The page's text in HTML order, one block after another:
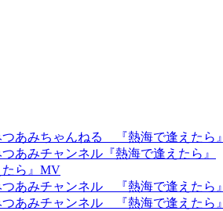
あみちゃんねる 『熱海で逢えたら』
あみチャンネル『熱海で逢えたら』
たら』MV
あみチャンネル 『熱海で逢えたら』
あみチャンネル 『熱海で逢えたら』